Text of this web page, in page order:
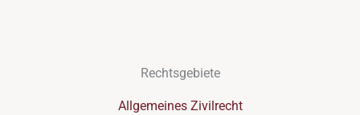
Rechtsgebiete
Allgemeines Zivilrecht